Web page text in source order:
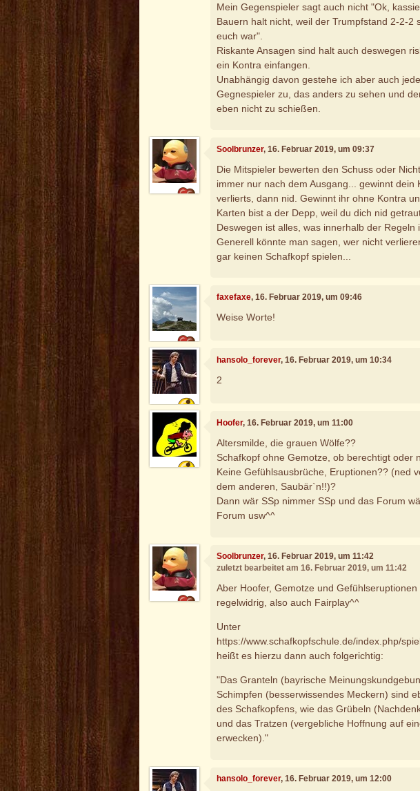
Mein Gegenspieler sagt auch nicht "Ok,
Bauern halt nicht, weil der Trumpfstand 2-2-2
euch war".
Riskante Ansagen sind halt auch deswegen
ein Kontra einfangen.
Unabhängig davon gestehe ich aber auch
Gegnespieler zu, das anders zu sehen und
eben nicht zu schießen.
Soolbrunzer, 16. Februar 2019, um 09:37
Die Mitspieler bewerten den Schuss oder
immer nur nach dem Ausgang... gewinnt dein
verlierts, dann nid. Gewinnt ihr ohne Kontra
Karten bist a der Depp, weil du dich nid
Deswegen ist alles, was innerhalb der Regeln
Generell könnte man sagen, wer nicht
gar keinen Schafkopf spielen...
faxefaxe, 16. Februar 2019, um 09:46
Weise Worte!
hansolo_forever, 16. Februar 2019, um 10:34
2
Hoofer, 16. Februar 2019, um 11:00
Altersmilde, die grauen Wölfe??
Schafkopf ohne Gemotze, ob berechtigt oder
Keine Gefühlsausbrüche, Eruptionen?? (ned
dem anderen, Saubär`n!!)?
Dann wär SSp nimmer SSp und das Forum
Forum usw^^
Soolbrunzer, 16. Februar 2019, um 11:42
zuletzt bearbeitet am 16. Februar 2019, um 11:42
Aber Hoofer, Gemotze und
regelwidrig, also auch Fairplay^^
Unter
https://www.schafkopfschule.de/index.php/
heißt es hierzu dann auch folgerichtig:
"Das Granteln (bayrische
Schimpfen (besserwissendes Meckern) sind
des Schafkopfens, wie das Grübeln
und das Tratzen (vergebliche Hoffnung auf
erwecken)."
hansolo_forever, 16. Februar 2019, um 12:00